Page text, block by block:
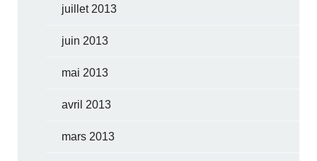
juillet 2013
juin 2013
mai 2013
avril 2013
mars 2013